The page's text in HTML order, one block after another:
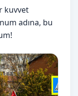
kuvvet
adına, bu